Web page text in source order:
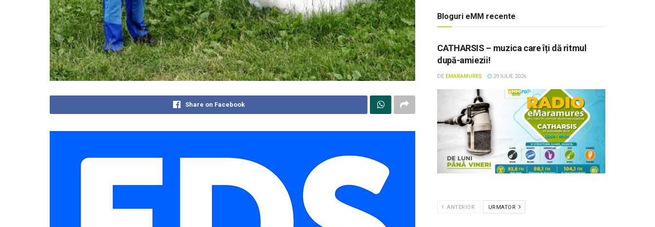
Share on Facebook
Bloguri eMM recente
CATHARSIS – muzica care îți dă ritmul
după-amiezii!
DE EMARAMUREȘ 29 IULIE 2026
ANTERIOR URMATOR